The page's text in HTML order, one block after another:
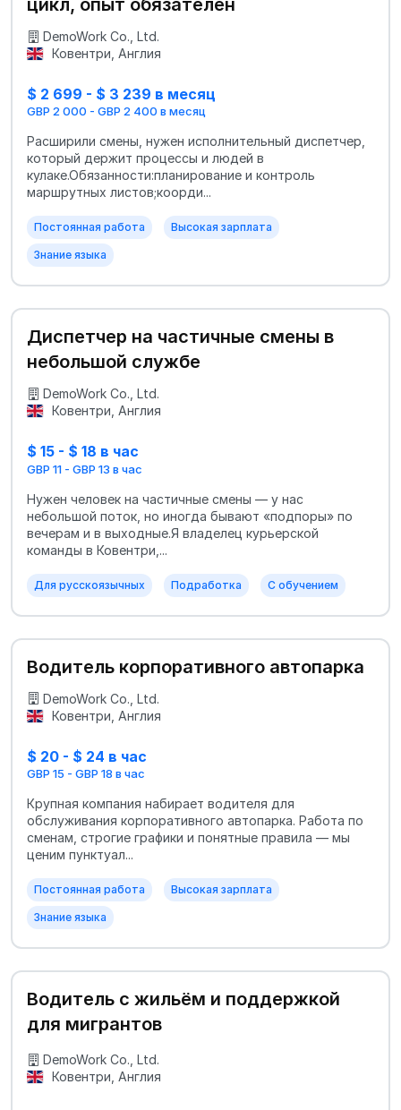
цикл, опыт обязателен
DemoWork Co., Ltd.
Ковентри, Англия
$ 2 699 - $ 3 239 в месяц
GBP 2 000 - GBP 2 400 в месяц
Расширили смены, нужен исполнительный диспетчер,
который держит процессы и людей в
кулаке.Обязанности:планирование и контроль
маршрутных листов;коорди...
Постоянная работа Высокая зарплата
Знание языка
Диспетчер на частичные смены в
небольшой службе
DemoWork Co., Ltd.
Ковентри, Англия
$ 15 - $ 18 в час
GBP 11 - GBP 13 в час
Нужен человек на частичные смены — у нас
небольшой поток, но иногда бывают «подпоры» по
вечерам и в выходные.Я владелец курьерской
команды в Ковентри,...
Для русскоязычных Подработка С обучением
Водитель корпоративного автопарка
DemoWork Co., Ltd.
Ковентри, Англия
$ 20 - $ 24 в час
GBP 15 - GBP 18 в час
Крупная компания набирает водителя для
обслуживания корпоративного автопарка. Работа по
сменам, строгие графики и понятные правила — мы
ценим пунктуал...
Постоянная работа Высокая зарплата
Знание языка
Водитель с жильём и поддержкой
для мигрантов
DemoWork Co., Ltd.
Ковентри, Англия